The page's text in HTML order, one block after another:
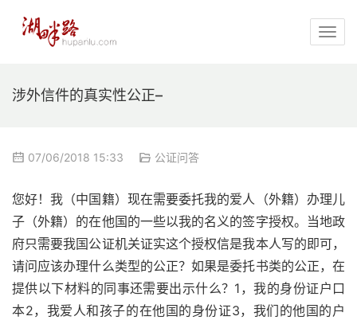
涉外信件的真实性公正–
07/06/2018 15:33 公证问答
您好！我（中国籍）现在需要委托我的爱人（外籍）办理儿
子（外籍）的在他国的一些以我的名义的签字授权。当地政
府只需要我国公证机关证实这个授权信是我本人写的即可，
请问应该办理什么类型的公正？如果是委托书类的公正，在
提供以下材料的同事还需要出示什么？1，我的身份证户口
本2，我爱人和孩子的在他国的身份证3，我们的他国的户